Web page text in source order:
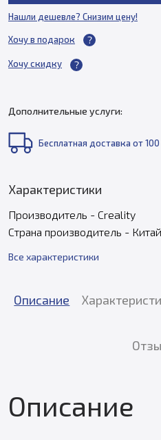
Нашли дешевле? Снизим цену!
Хочу в подарок
Хочу скидку
Дополнительные услуги:
Бесплатная доставка от
Характеристики
Производитель - Creality
Страна производитель - Китай
Все характеристики
Описание
Описание